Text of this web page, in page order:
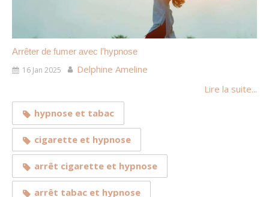
Arrêter de fumer avec l’hypnose
16 Jan 2025
Delphine Ameline
Lire la suite...
hypnose et tabac
cigarette et hypnose
arrêt cigarette et hypnose
arrêt tabac et hypnose